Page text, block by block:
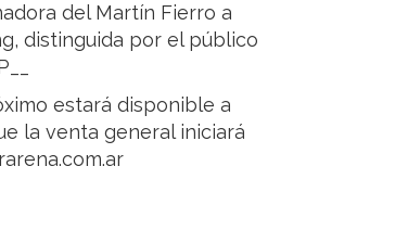
del Martín Fierro a
distinguida por el público
estará disponible a
la venta general iniciará